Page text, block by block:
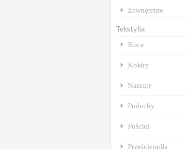
Zewnętrzne
Tekstylia
Koce
Kołdry
Narzuty
Poduchy
Pościel
Prześcieradła